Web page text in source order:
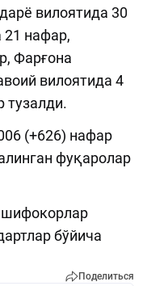
вилоятида 30
нафар,
Фарғона
вилоятида 4
тузалди.
(+626) нафар
фуқаролар
шифокорлар
бўйича
Поделиться